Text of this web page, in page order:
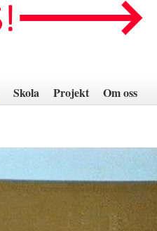
Skola Projekt Om oss